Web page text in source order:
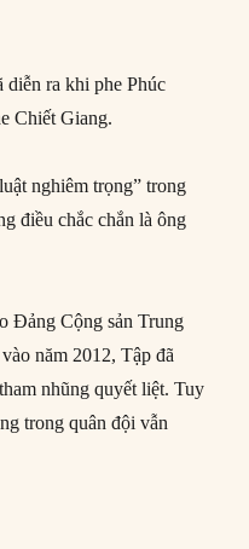
ra khi phe Phúc
Chiết Giang.
nghiêm trọng” trong
điều chắc chắn là ông
Đảng Cộng sản Trung
năm 2012, Tập đã
nhũng quyết liệt. Tuy
trong quân đội vẫn